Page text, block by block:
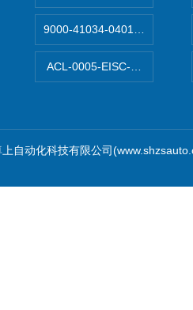
9000-41034-0401000穆尔
ACL-0005-EISC-E2M8C上海
自动化科技有限公司